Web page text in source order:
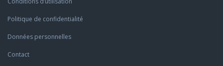
Politique de confidentialité
Données personnelles
Contact